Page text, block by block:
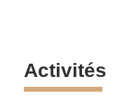
Activités